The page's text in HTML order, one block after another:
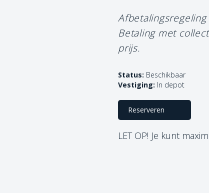
Betaling met
prijs.
Status: Beschikbaar
Vestiging: In depot
Reserveren
LET OP! Je kunt